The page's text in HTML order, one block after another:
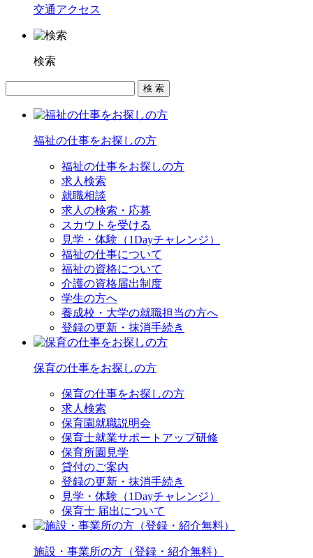
交通アクセス
検索
福祉の仕事をお探しの方
福祉の仕事をお探しの方
求人検索
就職相談
求人の検索・応募
スカウトを受ける
見学・体験（1Dayチャレンジ）
福祉の仕事について
福祉の資格について
介護の資格届出制度
学生の方へ
養成校・大学の就職担当の方へ
登録の更新・抹消手続き
保育の仕事をお探しの方
保育の仕事をお探しの方
求人検索
保育園就職説明会
保育士就業サポートアップ研修
保育所園見学
貸付のご案内
登録の更新・抹消手続き
見学・体験（1Dayチャレンジ）
保育士 届出について
施設・事業所の方（登録・紹介無料）